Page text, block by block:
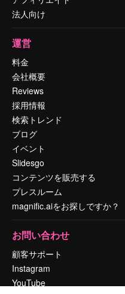
法人向け
運営
料金
会社概要
Reviews
採用情報
検索トレンド
ブログ
イベント
Slidesgo
コンテンツを販売する
プレスルーム
magnific.aiをお探しですか？
お問い合わせ
顧客サポート
Instagram
YouTube